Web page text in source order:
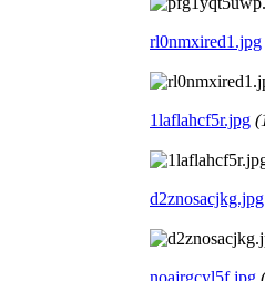
rl0nmxired1.jpg
1laflahcf5r.jpg
d2znosacjkg.jpg